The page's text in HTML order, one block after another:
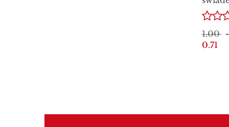
1.00
0.71